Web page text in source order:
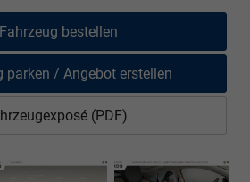
Fahrzeug bestellen
parken / Angebot erstellen
(PDF)